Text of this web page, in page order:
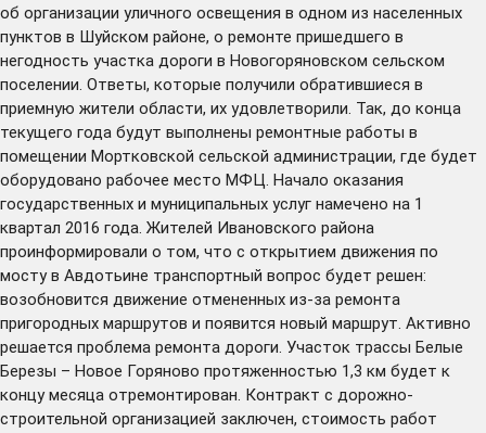
об организации уличного освещения в одном из населенных
пунктов в Шуйском районе, о ремонте пришедшего в
негодность участка дороги в Новогоряновском сельском
поселении. Ответы, которые получили обратившиеся в
приемную жители области, их удовлетворили. Так, до конца
текущего года будут выполнены ремонтные работы в
помещении Мортковской сельской администрации, где будет
оборудовано рабочее место МФЦ. Начало оказания
государственных и муниципальных услуг намечено на 1
квартал 2016 года. Жителей Ивановского района
проинформировали о том, что с открытием движения по
мосту в Авдотьине транспортный вопрос будет решен:
возобновится движение отмененных из-за ремонта
пригородных маршрутов и появится новый маршрут. Активно
решается проблема ремонта дороги. Участок трассы Белые
Березы – Новое Горяново протяженностью 1,3 км будет к
концу месяца отремонтирован. Контракт с дорожно-
строительной организацией заключен, стоимость работ